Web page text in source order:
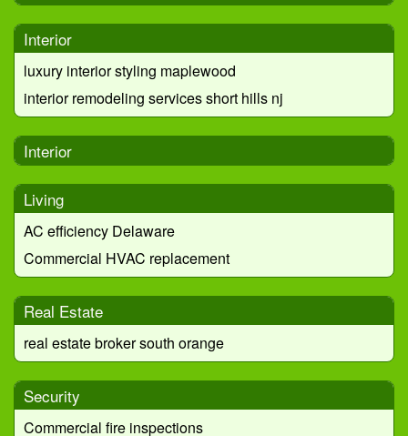
Interior
luxury interior styling maplewood
interior remodeling services short hills nj
Interior
Living
AC efficiency Delaware
Commercial HVAC replacement
Real Estate
real estate broker south orange
Security
Commercial fire inspections